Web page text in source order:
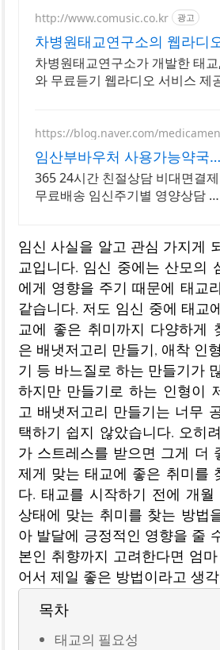
http://www.comusic.co.kr 광고
차병원태교연구소의 웹라디
차병원태교연구소가 개발한 태
와 무료듣기 웹라디오 서비스 제
https://blog.naver.com/
임산부바우처 사용가능약국
국민행복카드 사용처
365 24시간 친절상담 비대면결제
무료배송 임신주기별 영양상담 임
임신 사실을 알고 관심 가지게
교입니다. 임신 중에는 산모의
에게 영향을 주기 때문에 태교
같습니다. 저도 임신 중에 태교
교에 좋은 취미까지 다양하게
은 배냇저고리 만들기, 애착 인
기 등 바느질로 하는 만들기가
하지만 만들기로 하는 인형이
고 배냇저고리 만들기는 너무
택하기 쉽지 않았습니다. 오히
가 스트레스를 받으면 그게 더
제게 맞는 태교에 좋은 취미를
다. 태교를 시작하기 전에 개
상태에 맞는 취미를 찾는 방법
아 발달에 긍정적인 영향을 줄
본인 취향까지 고려한다면 엄
어서 제일 좋은 방법이라고 생
목차
태교의 필요성